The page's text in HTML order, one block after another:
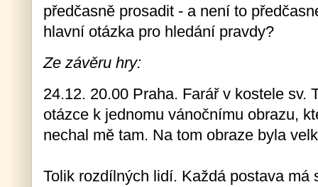
předčasně prosadit - a není to
hlavní otázka pro hledání pravdy?
Ze závěru hry:
24.12. 20.00 Praha. Farář v kostele sv.
otázce k jednomu vánočnímu obrazu,
nechal mě tam. Na tom obraze byla
Tolik rozdílných lidí. Každá postava má